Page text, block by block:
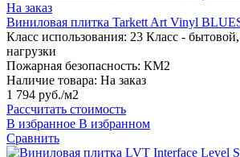
На заказ
Виниловая плитка Tarkett Art Vinyl
Класс использования: 23 Класс -
нагрузки
Пожарная безопасность: КМ2
Наличие товара: На заказ
1 794 руб./м2
Рассчитать стоимость
В избранное В избранном
Сравнить